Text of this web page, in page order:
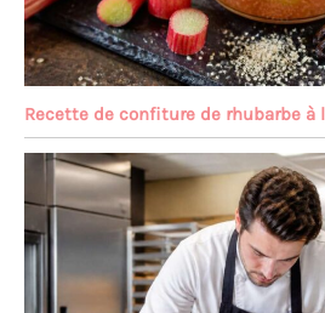
Recette de confiture de rhubarbe à